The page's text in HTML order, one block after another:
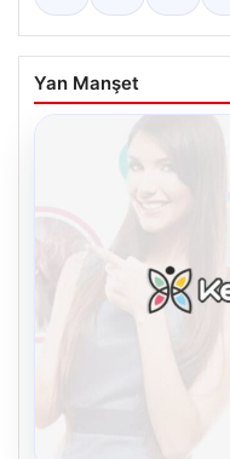
Yan Manşet